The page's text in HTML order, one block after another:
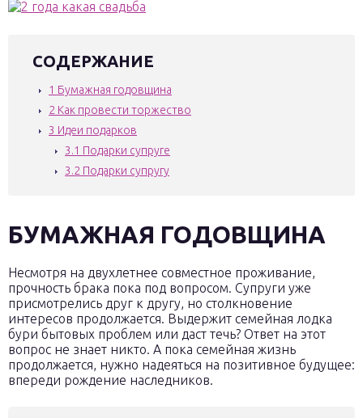
СОДЕРЖАНИЕ
1 Бумажная годовщина
2 Как провести торжество
3 Идеи подарков
3.1 Подарки супруге
3.2 Подарки супругу
БУМАЖНАЯ ГОДОВЩИНА
Несмотря на двухлетнее совместное проживание,
прочность брака пока под вопросом. Супруги уже
присмотрелись друг к другу, но столкновение
интересов продолжается. Выдержит семейная лодка
бури бытовых проблем или даст течь? Ответ на этот
вопрос не знает никто. А пока семейная жизнь
продолжается, нужно надеяться на позитивное будущее:
впереди рождение наследников.